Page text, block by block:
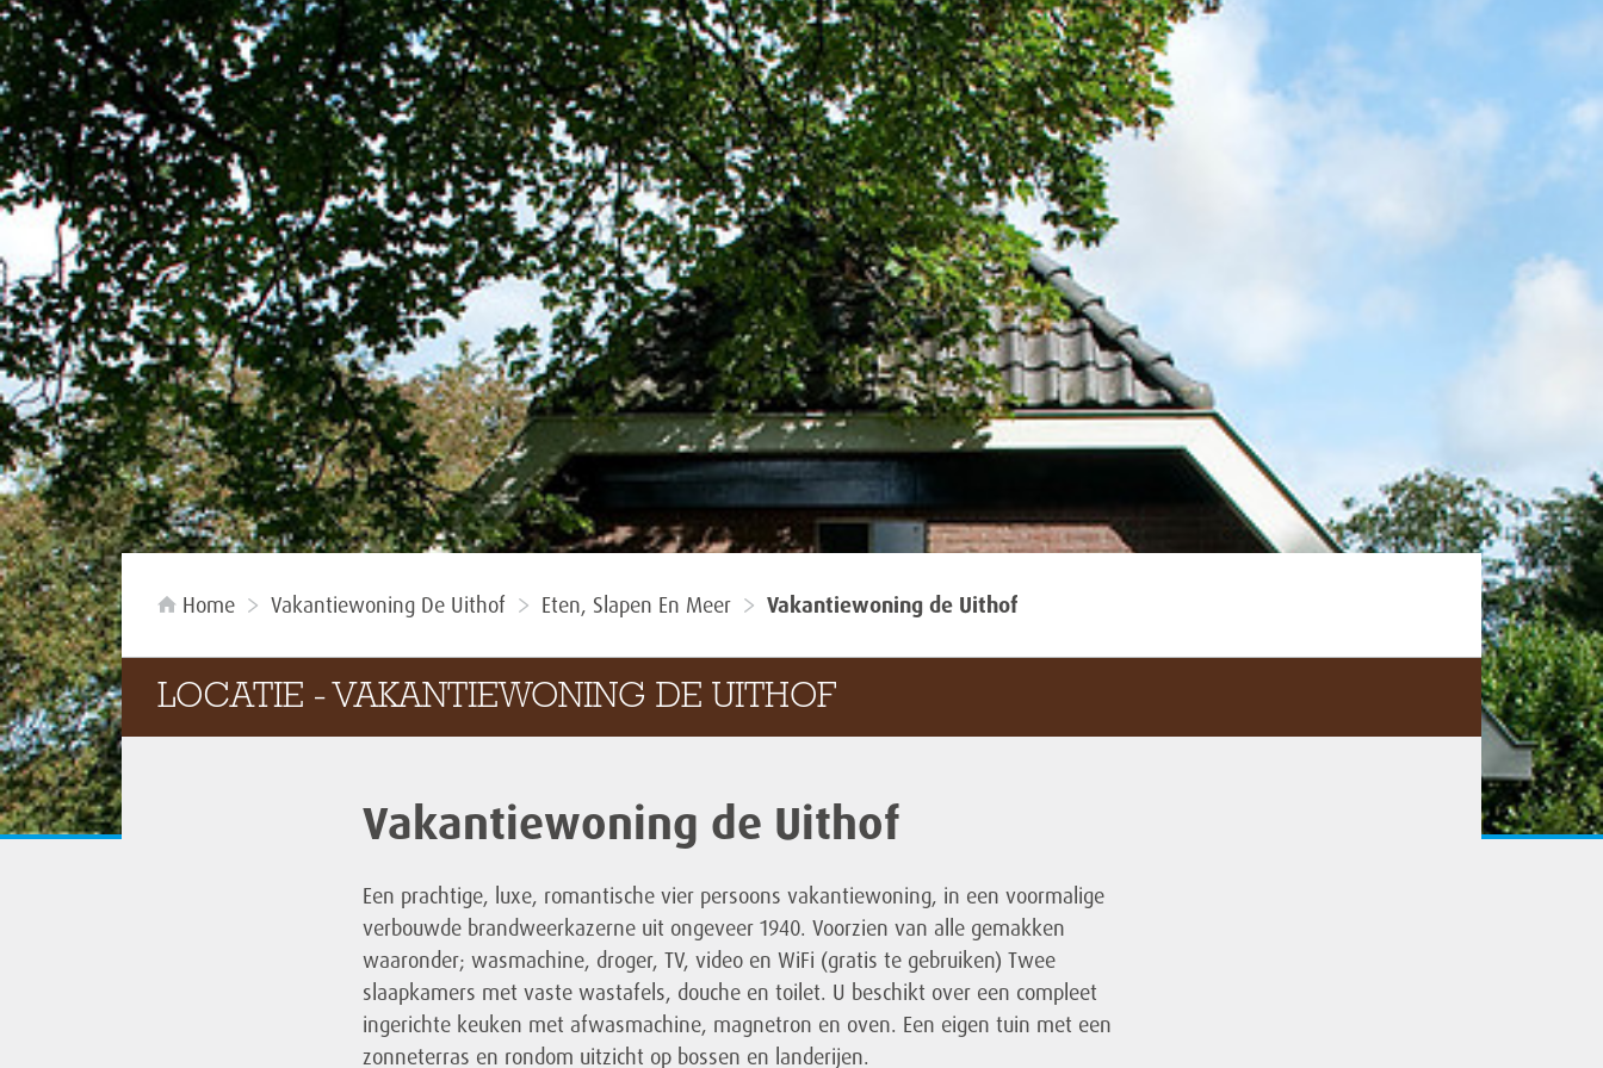
Home Vakantiewoning De Uithof Eten, Slapen En Meer Vakantiewoning de Uithof
LOCATIE - VAKANTIEWONING DE UITHOF
Vakantiewoning de Uithof
Een prachtige, luxe, romantische vier persoons vakantiewoning, in een voormalige
verbouwde brandweerkazerne uit ongeveer 1940. Voorzien van alle gemakken
waaronder; wasmachine, droger, TV, video en WiFi (gratis te gebruiken) Twee
slaapkamers met vaste wastafels, douche en toilet. U beschikt over een compleet
ingerichte keuken met afwasmachine, magnetron en oven. Een eigen tuin met een
zonneterras en rondom uitzicht op bossen en landerijen.